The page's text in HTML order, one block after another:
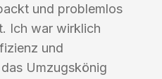
und problemlos
Ich war wirklich
und
Umzugskönig